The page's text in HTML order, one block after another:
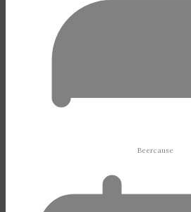
Beercause